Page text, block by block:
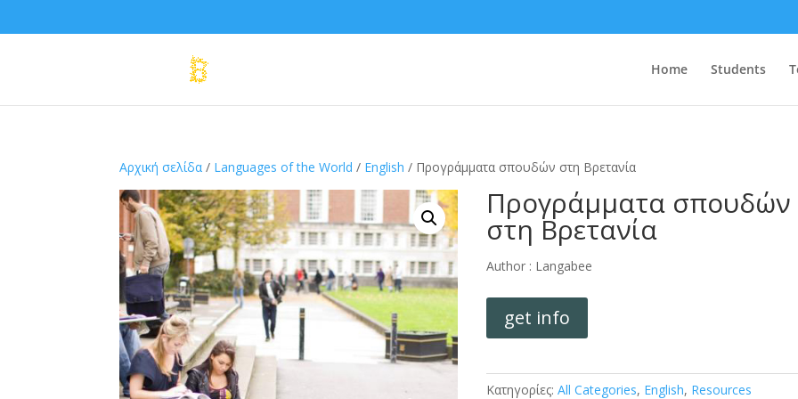
Home Students
Αρχική σελίδα / Languages of the World / English / Προγράμματα σπουδών στη Βρετανία
Προγράμματα σπουδών
στη Βρετανία
Author : Langabee
get info
Κατηγορίες:All Categories, English, Resources